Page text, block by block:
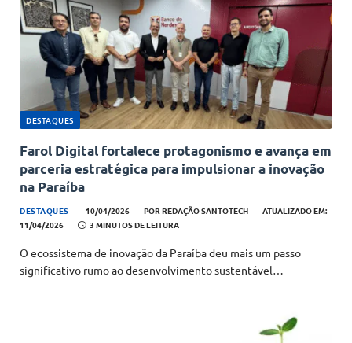
DESTAQUES
Farol Digital fortalece protagonismo e avança em
parceria estratégica para impulsionar a inovação
na Paraíba
DESTAQUES 10/04/2026 POR REDAÇÃO SANTOTECH
ATUALIZADO EM:
11/04/2026
3 MINUTOS DE LEITURA
O ecossistema de inovação da Paraíba deu mais um passo
significativo rumo ao desenvolvimento sustentável…